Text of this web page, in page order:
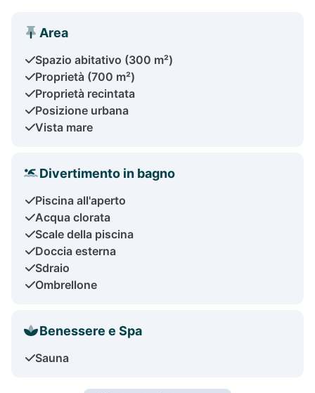
Area
Spazio abitativo (300 m²)
Proprietà (700 m²)
Proprietà recintata
Posizione urbana
Vista mare
Divertimento in bagno
Piscina all'aperto
Acqua clorata
Scale della piscina
Doccia esterna
Sdraio
Ombrellone
Benessere e Spa
Sauna